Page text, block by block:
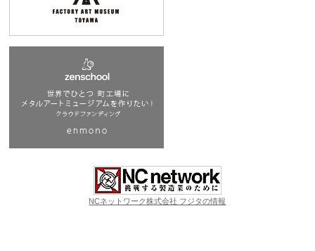
NCネットワーク株式会社 フジタの情報